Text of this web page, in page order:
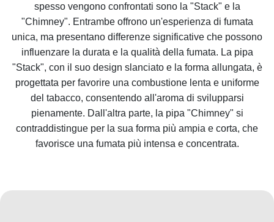
spesso vengono confrontati sono la "Stack" e la
"Chimney". Entrambe offrono un'esperienza di fumata
unica, ma presentano differenze significative che possono
influenzare la durata e la qualità della fumata. La pipa
"Stack", con il suo design slanciato e la forma allungata, è
progettata per favorire una combustione lenta e uniforme
del tabacco, consentendo all'aroma di svilupparsi
pienamente. Dall'altra parte, la pipa "Chimney" si
contraddistingue per la sua forma più ampia e corta, che
favorisce una fumata più intensa e concentrata.